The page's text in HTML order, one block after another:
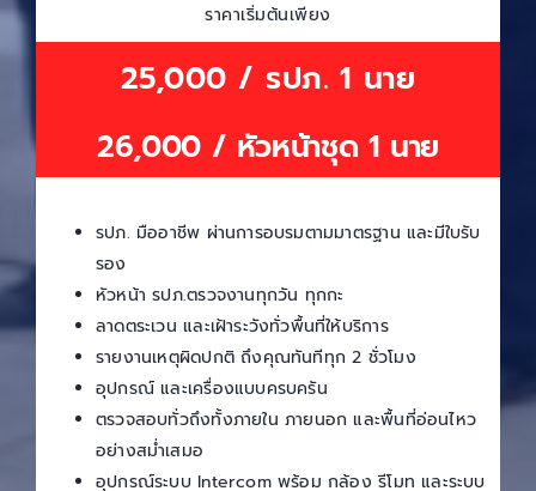
ราคาเริ่มต้นเพียง
25,000 / รปภ. 1 นาย
26,000 / หัวหน้าชุด 1 นาย
รปภ. มืออาชีพ ผ่านการอบรมตามมาตรฐาน และมีใบรับ
รอง
หัวหน้า รปภ.ตรวจงานทุกวัน ทุกกะ
ลาดตระเวน และเฝ้าระวังทั่วพื้นที่ให้บริการ
รายงานเหตุผิดปกติ ถึงคุณทันทีทุก 2 ชั่วโมง
อุปกรณ์ และเครื่องแบบครบครัน
ตรวจสอบทั่วถึงทั้งภายใน ภายนอก และพื้นที่อ่อนไหว
อย่างสม่ำเสมอ
อุปกรณ์ระบบ Intercom พร้อม กล้อง รีโมท และระบบ